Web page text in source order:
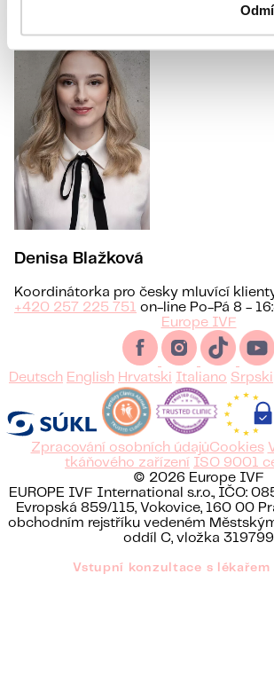
Denisa Blažková
Koordinátorka pro česky mluvící
+420 257 225 751 on-line Po-Pá 8 -
Europe IVF
Deutsch English Hrvatski Italiano Srpski
Zpracování osobních údajůCookies
tkáňového zařízení ISO 9001
© 2026 Europe IVF
EUROPE IVF International s.r.o., IČO:
Evropská 859/115, Vokovice, 160 00
obchodním rejstříku vedeném
oddíl C, vložka 319799
Vstupní konzultace s lékařem